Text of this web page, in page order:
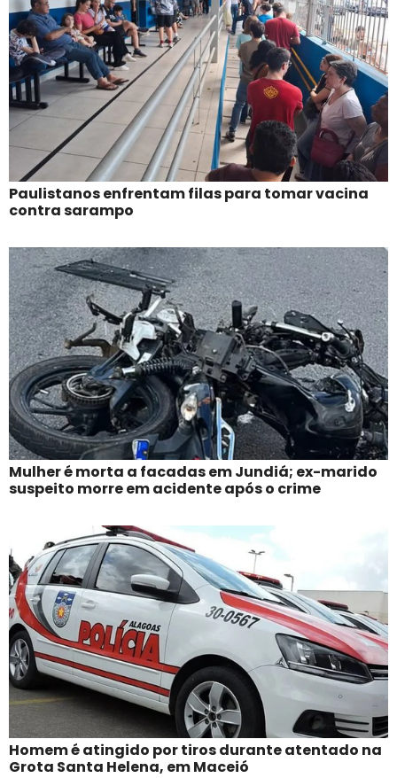
Paulistanos enfrentam filas para tomar vacina
contra sarampo
Mulher é morta a facadas em Jundiá; ex-marido
suspeito morre em acidente após o crime
Homem é atingido por tiros durante atentado na
Grota Santa Helena, em Maceió